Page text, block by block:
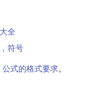
全
符号
公式的格式要求。